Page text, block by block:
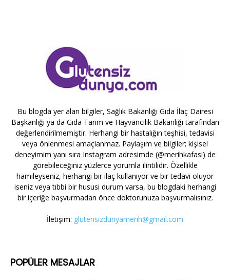
Bu blogda yer alan bilgiler, Sağlık Bakanlığı Gıda İlaç Dairesi
Başkanlığı ya da Gıda Tarım ve Hayvancılık Bakanlığı tarafından
değerlendirilmemiştir. Herhangi bir hastalığın teşhisi, tedavisi
veya önlenmesi amaçlanmaz. Paylaşım ve bilgiler; kişisel
deneyimim yanı sıra Instagram adresimde (@merihkafasi) de
görebileceğiniz yüzlerce yorumla ilintilidir. Özellikle
hamileyseniz, herhangi bir ilaç kullanıyor ve bir tedavi oluyor
iseniz veya tıbbi bir hususi durum varsa, bu blogdaki herhangi
bir içeriğe başvurmadan önce doktorunuza başvurmalısınız.
İletişim: glutensizdunyamerih@gmail.com
POPÜLER MESAJLAR